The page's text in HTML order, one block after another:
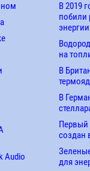
Audio
В 2019
побили
энергии
на
В
В
Первый
создан
для